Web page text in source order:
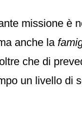
missione è
anche la
che di
un livello di